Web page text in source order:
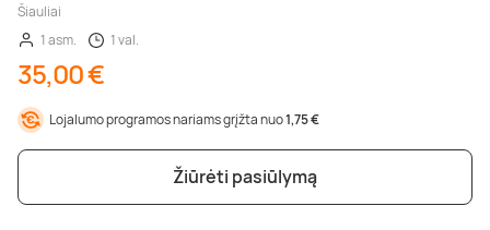
Šiauliai
1 asm.
1 val.
35,00 €
Lojalumo programos nariams grįžta nuo1,75 €
Žiūrėti pasiūlymą